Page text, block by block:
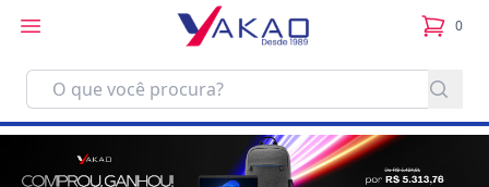
0
itens